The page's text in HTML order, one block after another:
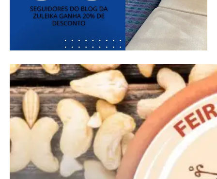
Full member access:
Etiam est nibh, lobortis sit
Praesent euismod ac
Ut mollis pellentesque tortor
Nullam eu erat condimentum
Donec quis est ac felis
Orci varius natoque dolor